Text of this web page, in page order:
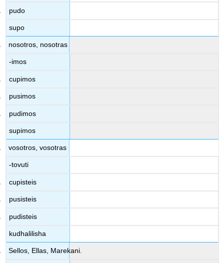
pudo
supo
nosotros, nosotras
-imos
cupimos
pusimos
pudimos
supimos
vosotros, vosotras
-tovuti
cupisteis
pusisteis
pudisteis
kudhalilisha
Sellos, Ellas, Marekani.